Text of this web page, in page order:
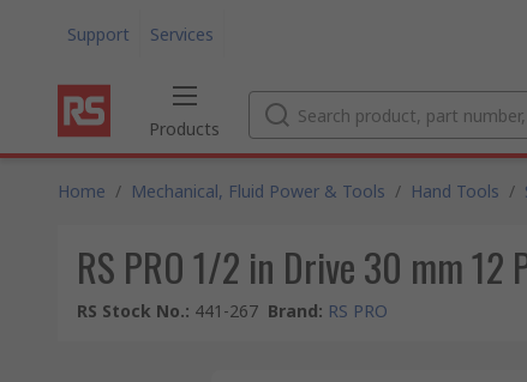
Support Services
Products
Home / Mechanical, Fluid Power & Tools / Hand Tools /
RS PRO 1/2 in Drive 30 mm
RS Stock No.: 441-267 Brand: RS PRO